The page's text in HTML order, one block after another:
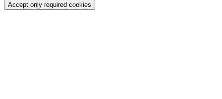
Accept only required cookies